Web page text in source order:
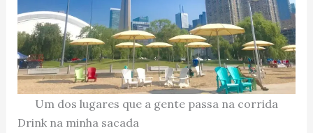
Um dos lugares que a gente passa na corrida
Drink na minha sacada